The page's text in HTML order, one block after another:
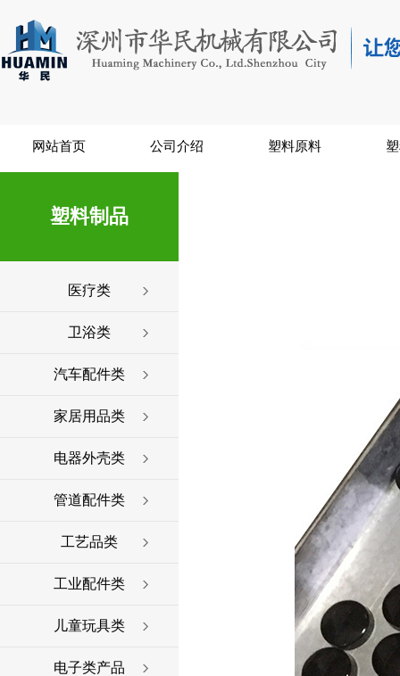
网站首页 公司介绍 塑料原料
塑料制品
医疗类
卫浴类
汽车配件类
家居用品类
电器外壳类
管道配件类
工艺品类
工业配件类
儿童玩具类
电子类产品